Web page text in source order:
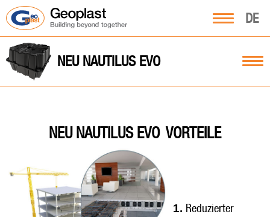
DE
NEU NAUTILUS EVO
NEU NAUTILUS EVO VORTEILE
Reduzierter